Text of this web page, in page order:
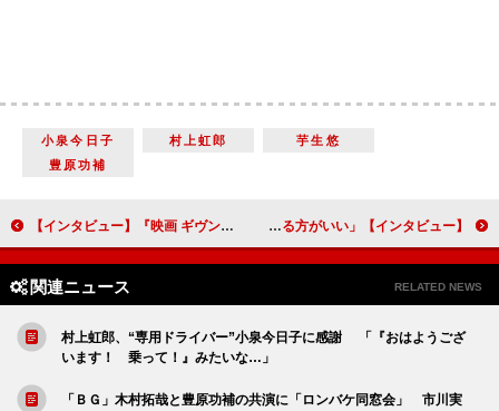
小泉今日子 村上虹郎
芋生悠
豊原功補
【インタビュー】『映画 ギヴン』江口拓也「アニメシリーズのその先の『ギヴン』という世界を楽しんで」 【インタビュー】浪漫舞台「『走れメロス』～文豪たちの青春～」山口真帆が語る恋愛観「尽くすよりも尽くされる方がいい」
関連ニュース RELATED NEWS
村上虹郎、“専用ドライバー”小泉今日子に感謝 「『おはようござ
います！ 乗って！』みたいな…」
「ＢＧ」木村拓哉と豊原功補の共演に「ロンバケ同窓会」 市川実